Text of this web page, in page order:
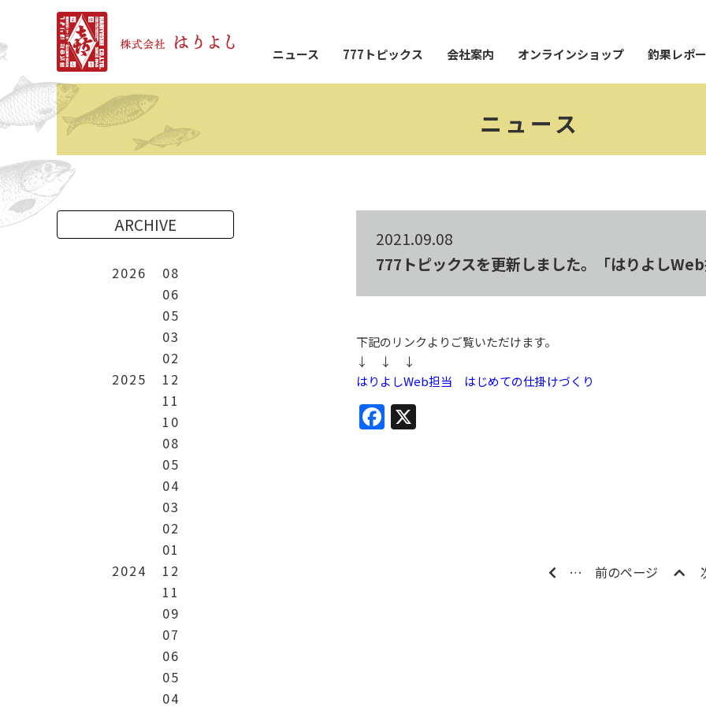
ニュース 777トピックス 会社案内 オンラインショップ 釣果レポ
ニュース
2021.09.08
777トピックスを更新しました。「はりよし
下記のリンクよりご覧いただけます。
↓ ↓ ↓
はりよしWeb担当 はじめての仕掛けづくり
Facebook
… 前のページ
ARCHIVE
2026
08
06
05
03
02
2025
12
11
10
08
05
04
03
02
01
2024
12
11
09
07
06
05
04